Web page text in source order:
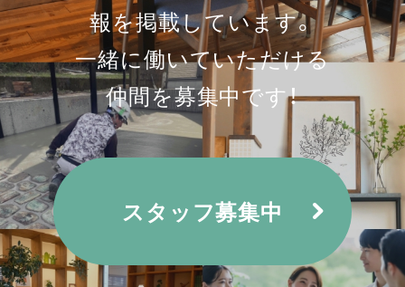
報を掲載しています。
一緒に働いていただける
仲間を募集中です！
スタッフ募集中